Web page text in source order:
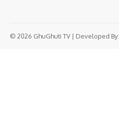
© 2026 GhuGhuti TV | Developed By: